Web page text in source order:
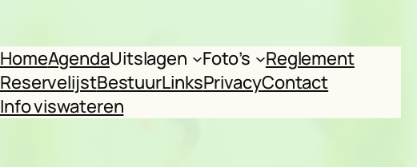
HomeAgendaUitslagen Foto’s
Reglement
ReservelijstBestuurLinksPrivacyContact
Info viswateren